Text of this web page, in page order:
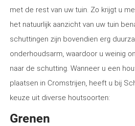
met de rest van uw tuin. Zo krijgt u
het natuurlijk aanzicht van uw tuin
schuttingen zijn bovendien erg
onderhoudsarm, waardoor u weinig
naar de schutting. Wanneer u een
plaatsen in Cromstrijen, heeft u bij
keuze uit diverse houtsoorten:
Grenen